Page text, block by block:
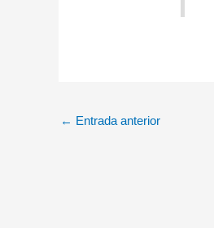
← Entrada anterior